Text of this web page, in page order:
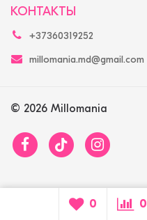
КОНТАКТЫ
+37360319252
millomania.md@gmail.com
© 2026 Millomania
0 0